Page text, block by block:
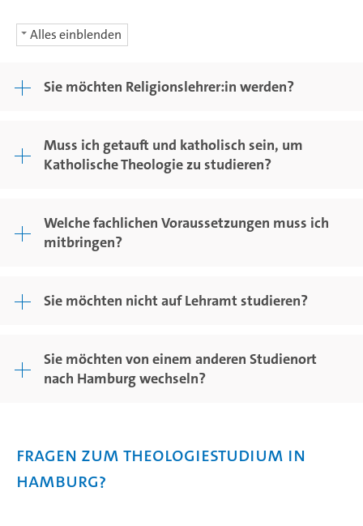
Alles einblenden
Sie möchten Religionslehrer:in werden?
Muss ich getauft und katholisch sein, um
Katholische Theologie zu studieren?
Welche fachlichen Voraussetzungen muss ich
mitbringen?
Sie möchten nicht auf Lehramt studieren?
Sie möchten von einem anderen Studienort
nach Hamburg wechseln?
Fragen zum Theologiestudium in
Hamburg?